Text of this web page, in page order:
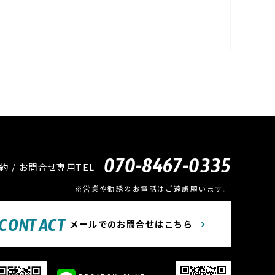
/ お問合せ専用TEL 070-8467-0335
※営業や勧誘のお電話はご遠慮願います。
メールでのお問合せはこちら